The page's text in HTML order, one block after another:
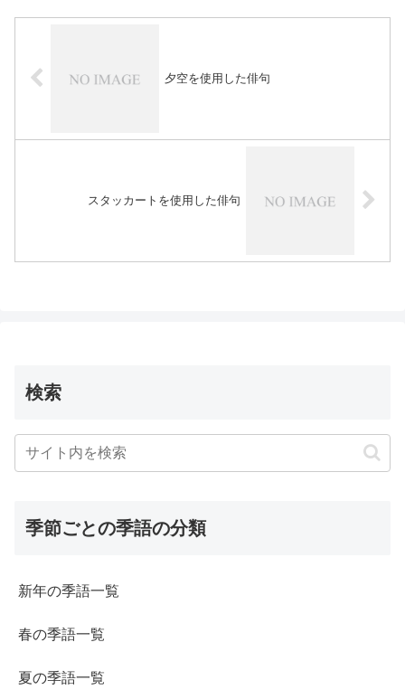
夕空を使用した俳句
スタッカートを使用した俳句
検索
季節ごとの季語の分類
新年の季語一覧
春の季語一覧
夏の季語一覧